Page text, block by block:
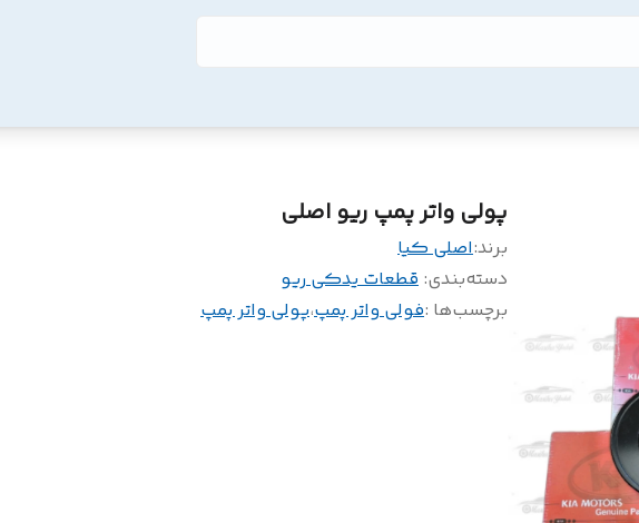
پولی واتر پمپ ریو اصلی
برند:اصلی کیا
دسته‌بندی: قطعات یدکی ریو
برچسب‌ها :فولی واتر پمپ،پولی واتر پمپ